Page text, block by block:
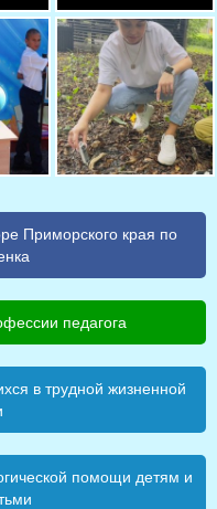
Приморского края по
педагога
в трудной жизненной
помощи детям и